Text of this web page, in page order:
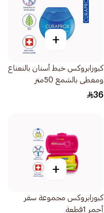
+
كيورابروكس خيط أسنان بالنعناع
ومغطى بالشمع 50متر
36
+
كيورابروكس مجموعة سفر
أحمر 1قطعة